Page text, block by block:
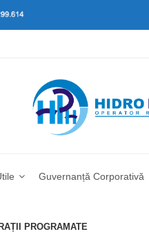
Guvernanță Corporativă
PROGRAMATE